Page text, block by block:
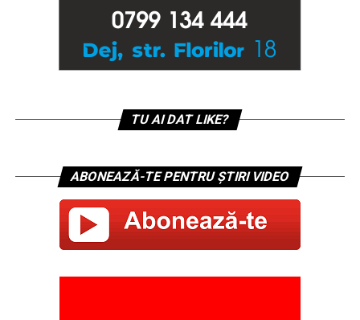
TU AI DAT LIKE?
ABONEAZĂ-TE PENTRU ȘTIRI VIDEO